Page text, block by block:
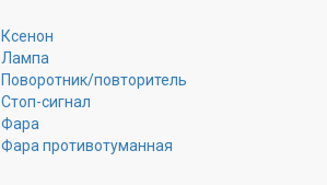
Ксенон
Лампа
Поворотник/повторитель
Стоп-сигнал
Фара
Фара противотуманная